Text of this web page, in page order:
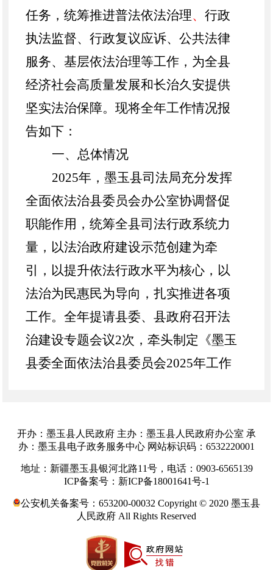
任务，统筹推进普法依法治理、行政
执法监督、行政复议应诉、公共法律
服务、基层依法治理等工作，为全县
经济社会高质量发展和长治久安提供
坚实法治保障。现将全年工作情况报
告如下：
一、总体情况
2025年，墨玉县司法局充分发挥
全面依法治县委员会办公室协调督促
职能作用，统筹全县司法行政系统力
量，以法治政府建设示范创建为牵
引，以提升依法行政水平为核心，以
法治为民惠民为导向，扎实推进各项
工作。全年提请县委、县政府召开法
治建设专题会议2次，牵头制定《墨玉
县委全面依法治县委员会2025年工作
各项任务落地见效。全县法治政府建
设责任体系进一步健全，行政决策、
执法、服务等全流程规范化水平持续
提升，干部群众法治素养明显增强，
法治墨玉建设迈出坚实步伐。
二、主要举措和成效
开办：墨玉县人民政府 主办：墨玉县人民政府办公室 承
办：墨玉县电子政务服务中心 网站标识码：6532220001
地址：新疆墨玉县银河北路11号，电话：0903-6565139
ICP备案号：新ICP备18001641号-1
公安机关备案号：653200-00032 Copyright © 2020 墨玉县
人民政府 All Rights Reserved